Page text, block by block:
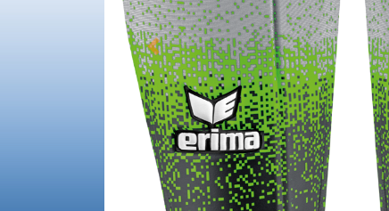
Previous